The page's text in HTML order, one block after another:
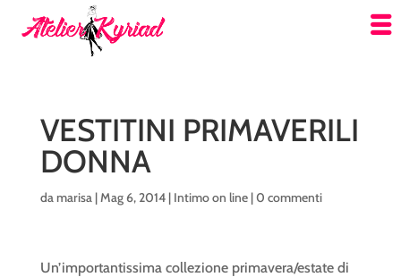
VESTITINI PRIMAVERILI
DONNA
damarisa|Mag 6, 2014| Intimo on line|0 commenti
Un’importantissima collezione primavera/estate di